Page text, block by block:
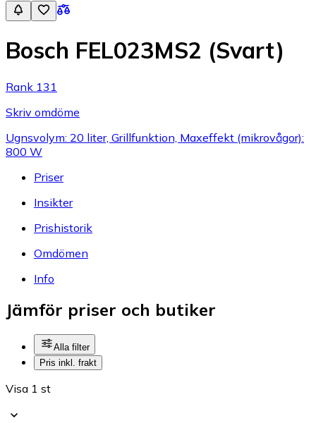
Bosch FEL023MS2 (Svart)
Rank 131
Skriv omdöme
Ugnsvolym: 20 liter, Grillfunktion, Maxeffekt (mikrovågor):
800 W
Priser
Insikter
Prishistorik
Omdömen
Info
Jämför priser och butiker
Alla filter
Pris inkl. frakt
Visa 1 st